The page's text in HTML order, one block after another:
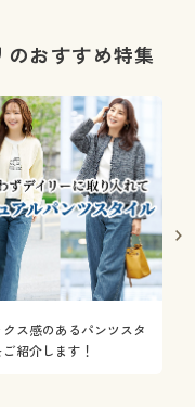
おすすめ特集
クス感のあるパンツスタ
紹介します！